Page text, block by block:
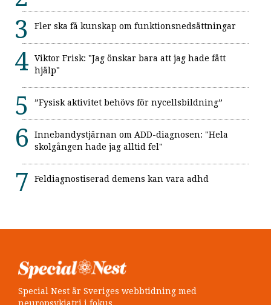
Fler ska få kunskap om funktionsnedsättningar
Viktor Frisk: "Jag önskar bara att jag hade fått
hjälp"
”Fysisk aktivitet behövs för nycellsbildning”
Innebandystjärnan om ADD-diagnosen: "Hela
skolgången hade jag alltid fel"
Feldiagnostiserad demens kan vara adhd
Special Nest är Sveriges webbtidning med